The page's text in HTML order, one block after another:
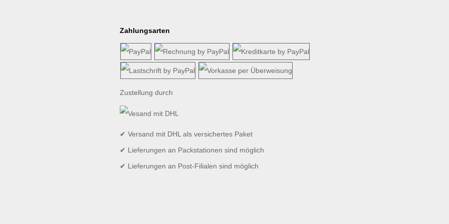
Zahlungsarten
Zustellung durch
✔ Versand mit DHL als versichertes Paket
✔ Lieferungen an Packstationen sind möglich
✔ Lieferungen an Post-Filialen sind möglich